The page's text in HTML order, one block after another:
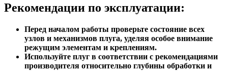
Рекомендации по эксплуатации:
Перед началом работы проверьте состояние всех
узлов и механизмов плуга, уделяя особое внимание
режущим элементам и креплениям.
Используйте плуг в соответствии с рекомендациями
производителя относительно глубины обработки и